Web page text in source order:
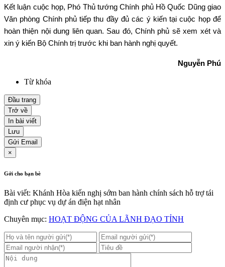
Kết luận cuộc họp, Phó Thủ tướng Chính phủ Hồ Quốc Dũng giao
Văn phòng Chính phủ tiếp thu đầy đủ các ý kiến tại cuộc họp để
hoàn thiện nội dung liên quan. Sau đó, Chính phủ sẽ xem xét và
xin ý kiến Bộ Chính trị trước khi ban hành nghị quyết.
Nguyễn Phú
Từ khóa
Đầu trang
Trở về
In bài viết
Lưu
Gửi Email
×
Gởi cho bạn bè
Bài viết: Khánh Hòa kiến nghị sớm ban hành chính sách hỗ trợ tái
định cư phục vụ dự án điện hạt nhân
Chuyên mục: HOẠT ĐỘNG CỦA LÃNH ĐẠO TỈNH